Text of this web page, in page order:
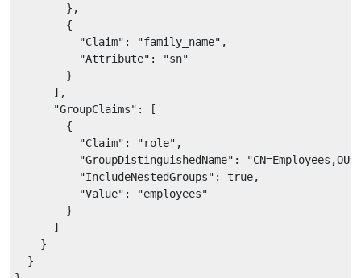
        },
        {
"Claim" : "family_name" ,
"Attribute" :
"sn"
        }
      ],
"GroupClaims" : [
        {
"Claim" : "role" ,
"GroupDistinguishedName" :
"IncludeNestedGroups" : true,
"Value" :
"employees"
        }
      ]
    }
  }